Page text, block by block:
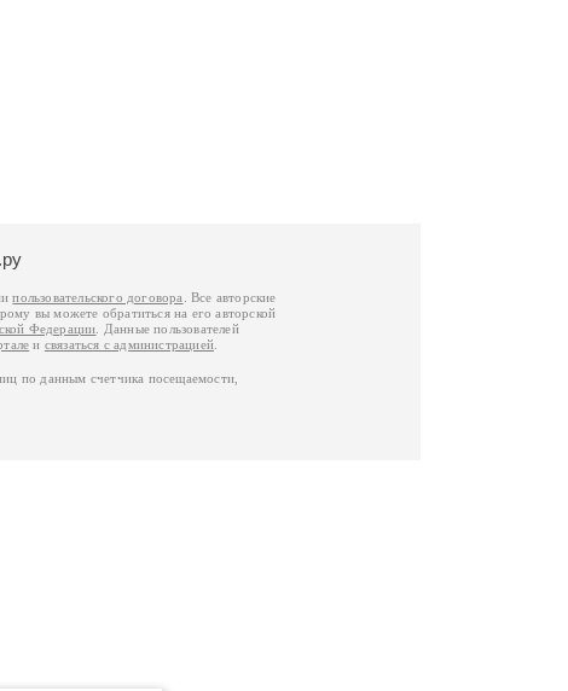
пользовательского договора
. Все авторские
вы можете обратиться на его авторской
Федерации . Данные пользователей
и связаться с администрацией
по данным счетчика посещаемости,